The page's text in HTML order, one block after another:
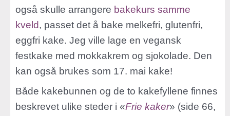
også skulle arrangere bakekurs samme
kveld, passet det å bake melkefri, glutenfri,
eggfri kake. Jeg ville lage en vegansk
festkake med mokkakrem og sjokolade. Den
kan også brukes som 17. mai kake!
Både kakebunnen og de to kakefyllene finnes
beskrevet ulike steder i «Frie kaker» (side 66,